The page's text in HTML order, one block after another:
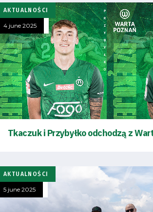
AKTUALNOŚCI
4 june 2025
Tkaczuk i Przybyłko odchodzą z
AKTUALNOŚCI
5 june 2025